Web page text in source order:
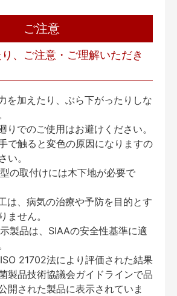
ご注意
、ご注意・ご理解いただき
を加えたり、ぶら下がったりしな
でのご使用はお避けください。
で触ると変色の原因になりますの
い。
の取付けには木下地が必要で
は、病気の治療や予防を目的とす
ません。
製品は、SIAAの安全性基準に適
21702法により評価された結果
製品技術協議会ガイドラインで品
開された製品に表示されていま